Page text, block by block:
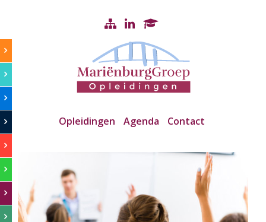
Opleidingen Agenda Contact